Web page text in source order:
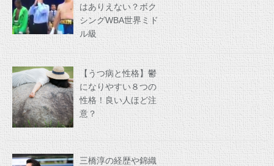
はありえない？ボク
シングWBA世界ミド
ル級
【うつ病と性格】鬱
になりやすい８つの
性格！良い人ほど注
意？
三橋淳の経歴や錦織